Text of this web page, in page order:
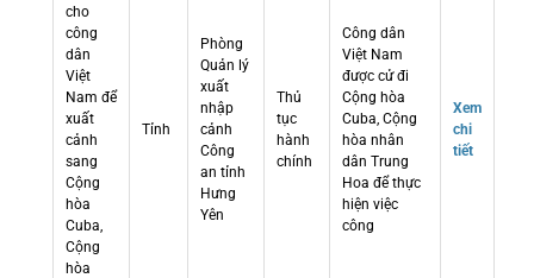
cho
công
dân
Việt
Nam để
xuất
cảnh
sang
Cộng
hòa
Cuba,
Cộng
hòa
Tỉnh
Phòng
Quản lý
xuất
nhập
cảnh
Công
an tỉnh
Hưng
Yên
Thủ
tục
hành
chính
Công dân
Việt Nam
được cử đi
Cộng hòa
Cuba, Cộng
hòa nhân
dân Trung
Hoa để thực
hiện việc
công
Xem
chi
tiết